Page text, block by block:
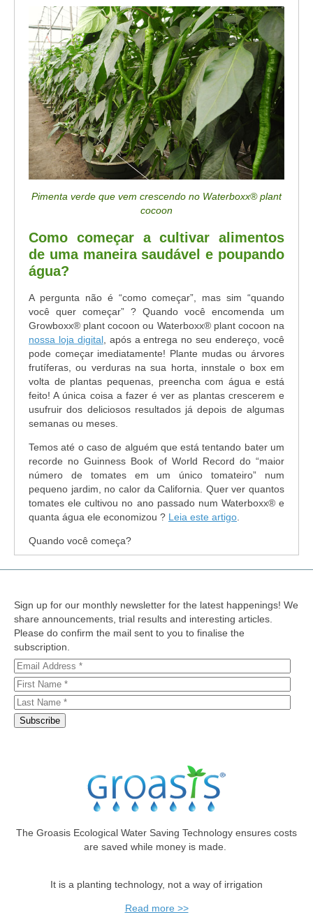
Pimenta verde que vem crescendo no Waterboxx® plant
cocoon
Como começar a cultivar alimentos
de uma maneira saudável e poupando
água?
A pergunta não é “como começar”, mas sim “quando
você quer começar” ? Quando você encomenda um
Growboxx® plant cocoon ou Waterboxx® plant cocoon na
nossa loja digital, após a entrega no seu endereço, você
pode começar imediatamente! Plante mudas ou árvores
frutíferas, ou verduras na sua horta, innstale o box em
volta de plantas pequenas, preencha com água e está
feito! A única coisa a fazer é ver as plantas crescerem e
usufruir dos deliciosos resultados já depois de algumas
semanas ou meses.
Temos até o caso de alguém que está tentando bater um
recorde no Guinness Book of World Record do “maior
número de tomates em um único tomateiro” num
pequeno jardim, no calor da California. Quer ver quantos
tomates ele cultivou no ano passado num Waterboxx® e
quanta água ele economizou ? Leia este artigo.
Quando você começa?
Sign up for our monthly newsletter for the latest happenings! We
share announcements, trial results and interesting articles.
Please do confirm the mail sent to you to finalise the
subscription.
The Groasis Ecological Water Saving Technology ensures costs
are saved while money is made.
It is a planting technology, not a way of irrigation
Read more >>